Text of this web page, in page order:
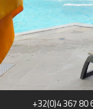
+32(0)4 367 80